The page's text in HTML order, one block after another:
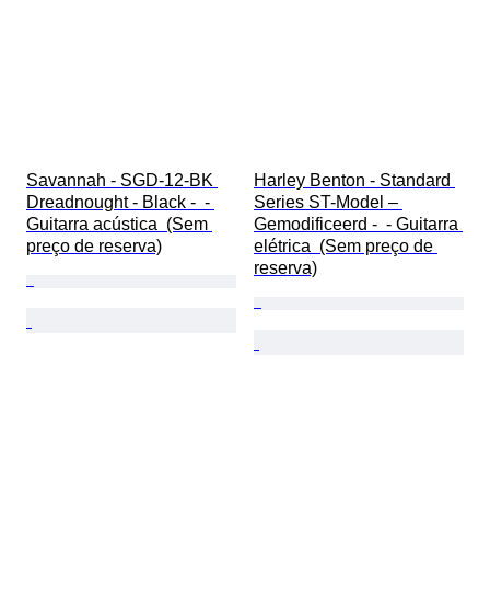
Savannah - SGD-12-BK
Dreadnought - Black -  -
Guitarra acústica  (Sem
preço de reserva)
Harley Benton - Standard
Series ST-Model –
Gemodificeerd -  - Guitarra
elétrica  (Sem preço de
reserva)